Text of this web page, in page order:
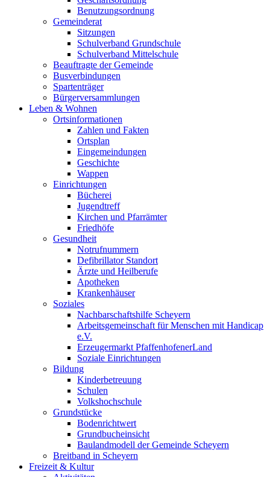
Benutzungsordnung
Gemeinderat
Sitzungen
Schulverband Grundschule
Schulverband Mittelschule
Beauftragte der Gemeinde
Busverbindungen
Spartenträger
Bürgerversammlungen
Leben & Wohnen
Ortsinformationen
Zahlen und Fakten
Ortsplan
Eingemeindungen
Geschichte
Wappen
Einrichtungen
Bücherei
Jugendtreff
Kirchen und Pfarrämter
Friedhöfe
Gesundheit
Notrufnummern
Defibrillator Standort
Ärzte und Heilberufe
Apotheken
Krankenhäuser
Soziales
Nachbarschaftshilfe Scheyern
Arbeitsgemeinschaft für Menschen mit Handicap
e.V.
Erzeugermarkt PfaffenhofenerLand
Soziale Einrichtungen
Bildung
Kinderbetreuung
Schulen
Volkshochschule
Grundstücke
Bodenrichtwert
Grundbucheinsicht
Baulandmodell der Gemeinde Scheyern
Breitband in Scheyern
Freizeit & Kultur